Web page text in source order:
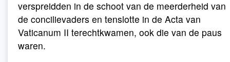
verspreidden in de schoot van de meerderheid van
de concilievaders en tenslotte in de Acta van
Vaticanum II terechtkwamen, ook die van de paus
waren.